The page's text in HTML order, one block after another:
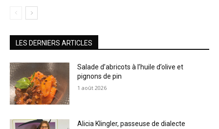
LES DERNIERS ARTICLES
Salade d’abricots à l’huile d’olive et
pignons de pin
1 août 2026
Alicia Klingler, passeuse de dialecte